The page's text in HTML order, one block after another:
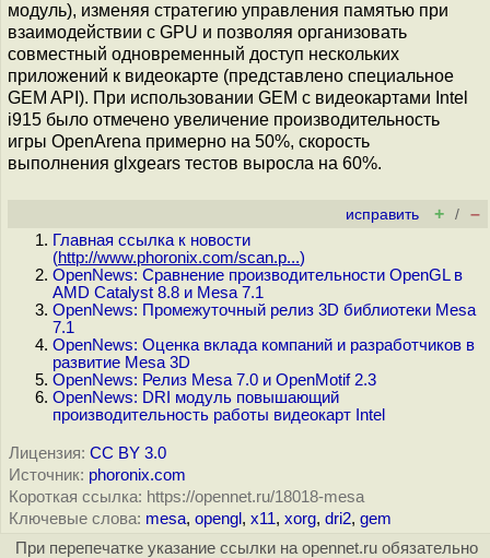
модуль), изменяя стратегию управления памятью при
взаимодействии с GPU и позволяя организовать
совместный одновременный доступ нескольких
приложений к видеокарте (представлено специальное
GEM API). При использовании GEM с видеокартами Intel
i915 было отмечено увеличение производительность
игры OpenArena примерно на 50%, скорость
выполнения glxgears тестов выросла на 60%.
исправить + / –
Главная ссылка к новости
(http://www.phoronix.com/scan.p...)
OpenNews: Сравнение производительности OpenGL в
AMD Catalyst 8.8 и Mesa 7.1
OpenNews: Промежуточный релиз 3D библиотеки Mesa
7.1
OpenNews: Оценка вклада компаний и разработчиков в
развитие Mesa 3D
OpenNews: Релиз Mesa 7.0 и OpenMotif 2.3
OpenNews: DRI модуль повышающий
производительность работы видеокарт Intel
Лицензия: CC BY 3.0
Источник: phoronix.com
Короткая ссылка: https://opennet.ru/18018-mesa
Ключевые слова: mesa, opengl , x11, xorg, dri2, gem
При перепечатке указание ссылки на opennet.ru обязательно